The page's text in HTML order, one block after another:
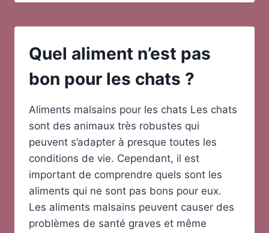
Quel aliment n’est pas
bon pour les chats ?
Aliments malsains pour les chats Les chats
sont des animaux très robustes qui
peuvent s’adapter à presque toutes les
conditions de vie. Cependant, il est
important de comprendre quels sont les
aliments qui ne sont pas bons pour eux.
Les aliments malsains peuvent causer des
problèmes de santé graves et même